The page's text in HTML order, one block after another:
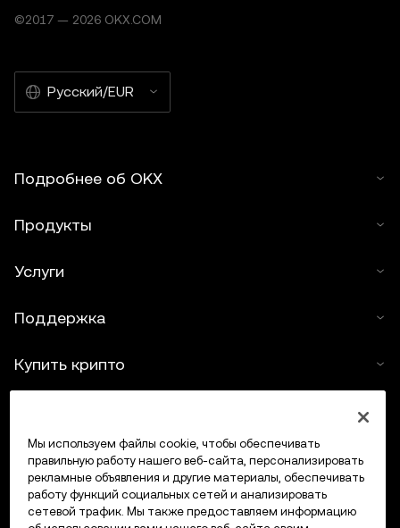
©2017 — 2026 OKX.COM
Русский/EUR
Подробнее об OKX
Продукты
Услуги
Поддержка
Купить крипто
Трейдинг
Мы используем файлы cookie, чтобы обеспечивать
правильную работу нашего веб-сайта, персонализировать
рекламные объявления и другие материалы, обеспечивать
работу функций социальных сетей и анализировать
сетевой трафик. Мы также предоставляем информацию